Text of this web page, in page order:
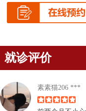
就诊评价
素素猫206 ***